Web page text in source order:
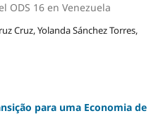
ODS 16 en Venezuela
Cruz, Yolanda Sánchez Torres,
para uma Economia de